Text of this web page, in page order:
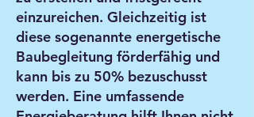
einzureichen. Gleichzeitig ist
diese sogenannte energetische
Baubegleitung förderfähig und
kann bis zu 50% bezuschusst
werden. Eine umfassende